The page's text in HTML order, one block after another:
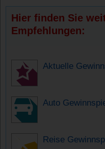
Hier finden Sie
Empfehlungen:
Aktuelle
Auto
Reise